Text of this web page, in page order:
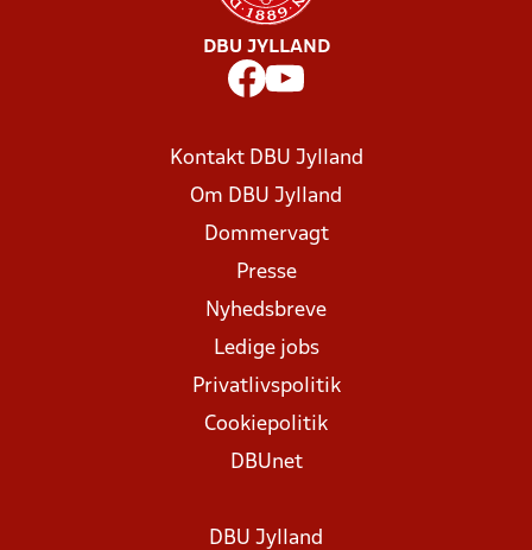
DBU JYLLAND
Kontakt DBU Jylland
Om DBU Jylland
Dommervagt
Presse
Nyhedsbreve
Ledige jobs
Privatlivspolitik
Cookiepolitik
DBUnet
DBU Jylland